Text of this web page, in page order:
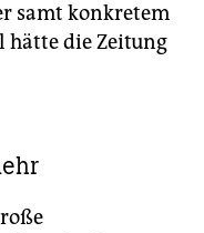
samt konkretem
hätte die Zeitung